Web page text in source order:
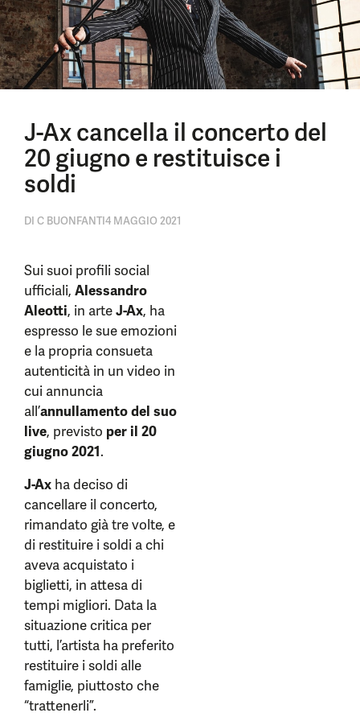
J-Ax cancella il concerto del
20 giugno e restituisce i
soldi
DI C BUONFANTI4 MAGGIO 2021
Sui suoi profili social
ufficiali, Alessandro
Aleotti, in arteJ-Ax, ha
espresso le sue emozioni
e la propria consueta
autenticità in un video in
cui annuncia
all’annullamento del suo
live, previsto per il 20
giugno 2021.
J-Ax ha deciso di
cancellare il concerto,
rimandato già tre volte, e
di restituire i soldi a chi
aveva acquistato i
biglietti, in attesa di
tempi migliori. Data la
situazione critica per
tutti, l’artista ha preferito
restituire i soldi alle
famiglie, piuttosto che
“trattenerli”.